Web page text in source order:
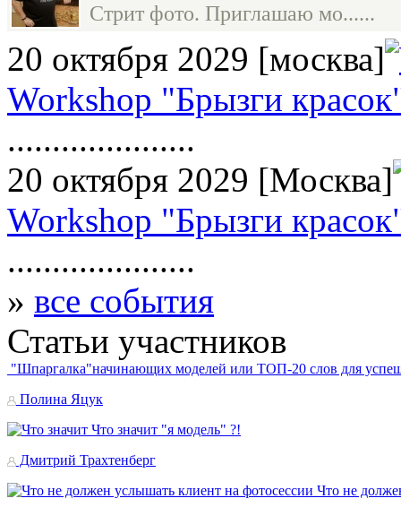
Стрит фото. Приглашаю мо......
20 октября 2029 [москва]
Workshop "Брызги
.....................
20 октября 2029 [Москва]
Workshop "Брызги
.....................
» все события
Статьи участников
"Шпаргалка"начинающих моделей или TOП-20 слов для
Полина Яцук
Что значит "я модель" ?!
Дмитрий Трахтенберг
Что не